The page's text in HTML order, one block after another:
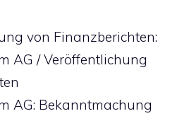
von Finanzberichten:
AG / Veröffentlichung
AG: Bekanntmachung